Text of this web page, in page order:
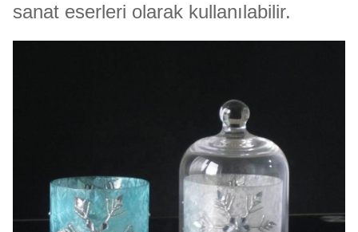
sanat eserleri olarak kullanılabilir.